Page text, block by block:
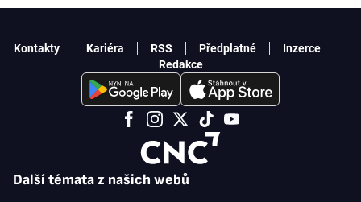
Další témata z našich webů
Kontakty Kariéra RSS Předplatné
Inzerce
Redakce